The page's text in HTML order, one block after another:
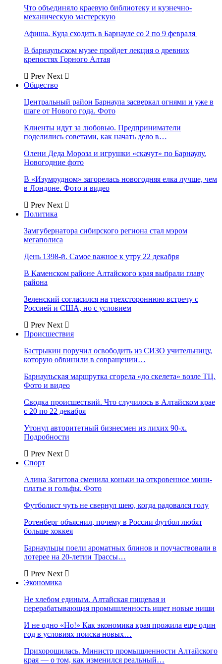
Что объединяло краевую библиотеку и кузнечно-
механическую мастерскую
Афиша. Куда сходить в Барнауле со 2 по 9 февраля
В барнаульском музее пройдет лекция о древних
крепостях Горного Алтая
Prev Next
Общество
Центральный район Барнаула засверкал огнями и уже в
шаге от Нового года. Фото
Клиенты идут за любовью. Предприниматели
поделились советами, как начать дело в…
Олени Деда Мороза и игрушки «скачут» по Барнаулу.
Новогодние фото
В «Изумрудном» загорелась новогодняя елка лучше, чем
в Лондоне. Фото и видео
Prev Next
Политика
Замгубернатора сибирского региона стал мэром
мегаполиса
День 1398-й. Самое важное к утру 22 декабря
В Каменском районе Алтайского края выбрали главу
района
Зеленский согласился на трехстороннюю встречу с
Россией и США, но с условием
Prev Next
Происшествия
Бастрыкин поручил освободить из СИЗО учительницу,
которую обвинили в совращении…
Барнаульская маршрутка сгорела «до скелета» возле ТЦ.
Фото и видео
Сводка происшествий. Что случилось в Алтайском крае
с 20 по 22 декабря
Утонул авторитетный бизнесмен из лихих 90-х.
Подробности
Prev Next
Спорт
Алина Загитова сменила коньки на откровенное мини-
платье и гольфы. Фото
Футболист чуть не свернул шею, когда радовался голу
Ротенберг объяснил, почему в России футбол любят
больше хоккея
Барнаульцы поели ароматных блинов и поучаствовали в
лотерее на 20-летии Трассы…
Prev Next
Экономика
Не хлебом единым. Алтайская пищевая и
перерабатывающая промышленность ищет новые ниши
И не одно «Но!» Как экономика края прожила еще один
год в условиях поиска новых…
Прихорошилась. Министр промышленности Алтайского
края — о том, как изменился реальный…